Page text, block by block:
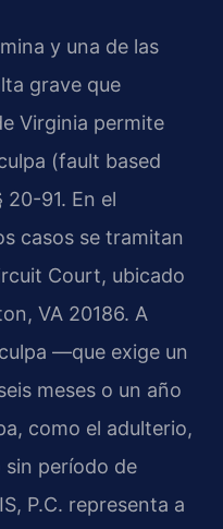
y una de las
grave que
Virginia permite
(fault based
20-91. En el
casos se tramitan
Court, ubicado
VA 20186. A
—que exige un
meses o un año
como el adulterio,
período de
P.C. representa a